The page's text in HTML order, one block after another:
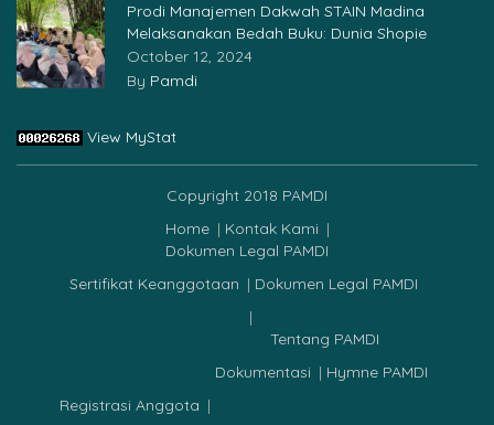
Prodi Manajemen Dakwah STAIN Madina
Melaksanakan Bedah Buku: Dunia Shopie
October 12, 2024
By Pamdi
View MyStat
Copyright 2018 PAMDI
Home
Kontak Kami
Dokumen Legal PAMDI
Sertifikat Keanggotaan
Dokumen Legal PAMDI
Registrasi Anggota
Tentang PAMDI
Dokumentasi
Hymne PAMDI